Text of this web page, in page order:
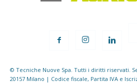
© Tecniche Nuove Spa. Tutti i diritti riservati.
20157 Milano | Codice fiscale, Partita IVA e